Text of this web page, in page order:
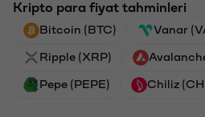
Kripto para fiyat tahminleri
Bitcoin (BTC) Vanar
Ripple (XRP)
Pepe (PEPE) Chiliz